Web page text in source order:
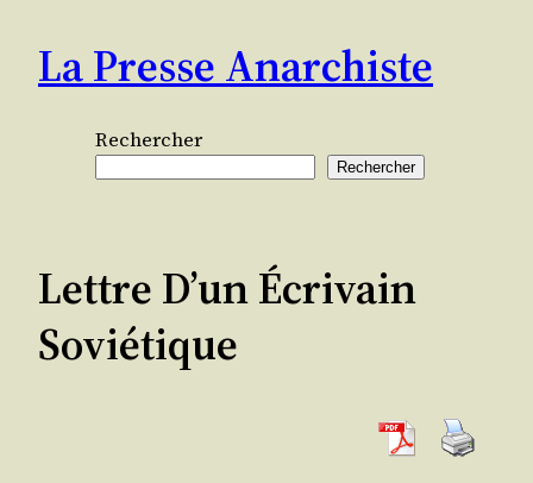
contenu
La Presse Anarchiste
Rechercher
Rechercher
Lettre D’un Écrivain
Soviétique